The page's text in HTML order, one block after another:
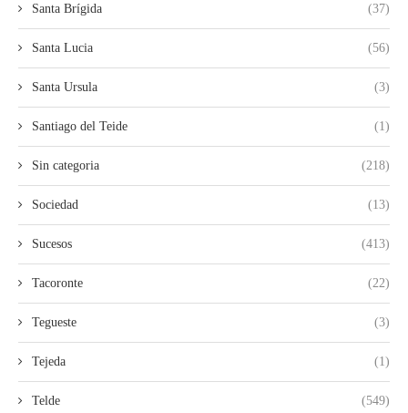
Santa Brígida (37)
Santa Lucia (56)
Santa Ursula (3)
Santiago del Teide (1)
Sin categoria (218)
Sociedad (13)
Sucesos (413)
Tacoronte (22)
Tegueste (3)
Tejeda (1)
Telde (549)